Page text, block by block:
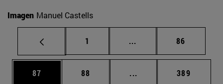
Imagen Manuel Castells
Página
1 ... Páginas intermedias
Página
86
Página
87 Página
88 ... Páginas intermedias
Página
389